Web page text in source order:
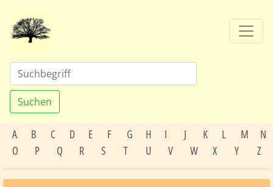
Suchen
A B C D E F G H I J K L M
N
O
P Q R S T U V W X Y Z